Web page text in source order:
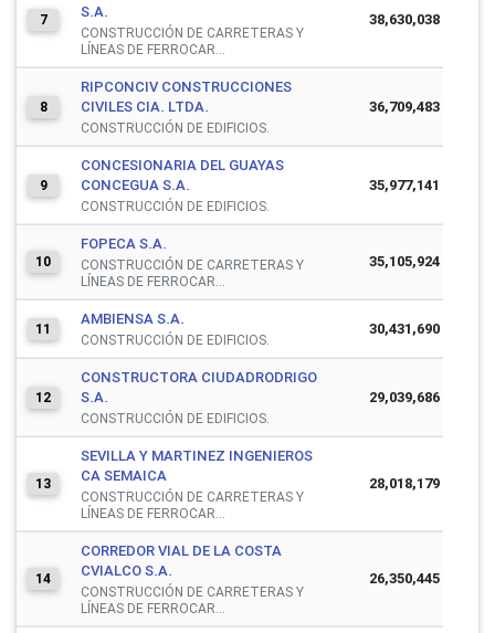
7
S.A.
CONSTRUCCIÓN DE CARRETERAS Y
LÍNEAS DE FERROCAR...
38,630,038
8
RIPCONCIV CONSTRUCCIONES
CIVILES CIA. LTDA.
CONSTRUCCIÓN DE EDIFICIOS.
36,709,483
9
CONCESIONARIA DEL GUAYAS
CONCEGUA S.A.
CONSTRUCCIÓN DE EDIFICIOS.
35,977,141
10
FOPECA S.A.
CONSTRUCCIÓN DE CARRETERAS Y
LÍNEAS DE FERROCAR...
35,105,924
11
AMBIENSA S.A.
CONSTRUCCIÓN DE EDIFICIOS.
30,431,690
12
CONSTRUCTORA CIUDADRODRIGO
S.A.
CONSTRUCCIÓN DE EDIFICIOS.
29,039,686
13
SEVILLA Y MARTINEZ INGENIEROS
CA SEMAICA
CONSTRUCCIÓN DE CARRETERAS Y
LÍNEAS DE FERROCAR...
28,018,179
14
CORREDOR VIAL DE LA COSTA
CVIALCO S.A.
CONSTRUCCIÓN DE CARRETERAS Y
LÍNEAS DE FERROCAR...
26,350,445